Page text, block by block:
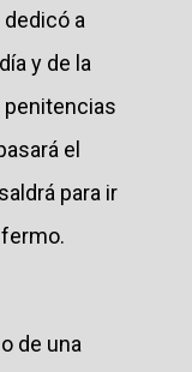
a
y de la
el
para ir
de una